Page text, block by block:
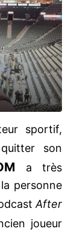
sportif,
son
a très
personne
After
joueur